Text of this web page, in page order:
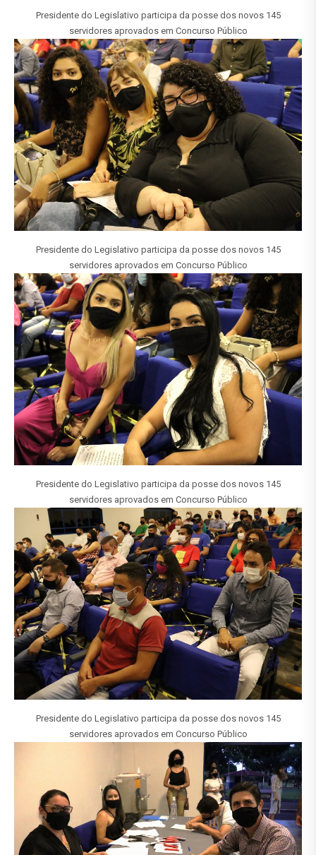
Presidente do Legislativo participa da posse dos novos 145
servidores aprovados em Concurso Público
Presidente do Legislativo participa da posse dos novos 145
servidores aprovados em Concurso Público
Presidente do Legislativo participa da posse dos novos 145
servidores aprovados em Concurso Público
Presidente do Legislativo participa da posse dos novos 145
servidores aprovados em Concurso Público